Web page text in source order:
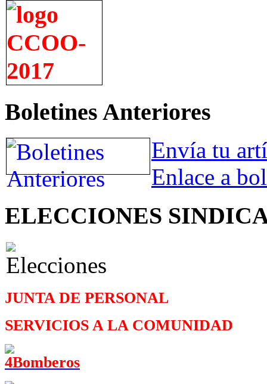
Boletines Anteriores
Envía tu
Enlace a
ELECCIONES
JUNTA DE PERSONAL
SERVICIOS A LA COMUNIDAD